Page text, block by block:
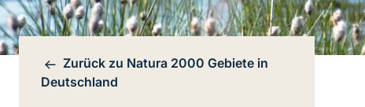
Bereichsnavigation
Zurück zu Natura 2000 Gebiete in
Deutschland